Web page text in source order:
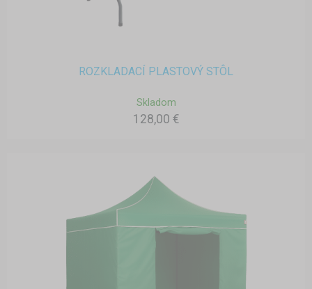
ROZKLADACÍ PLASTOVÝ STÔL
Skladom
128,00 €